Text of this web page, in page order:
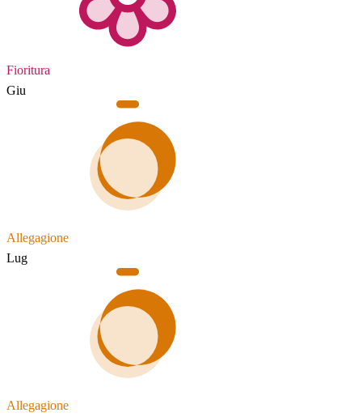
Fioritura
Giu
Allegagione
Lug
Allegagione